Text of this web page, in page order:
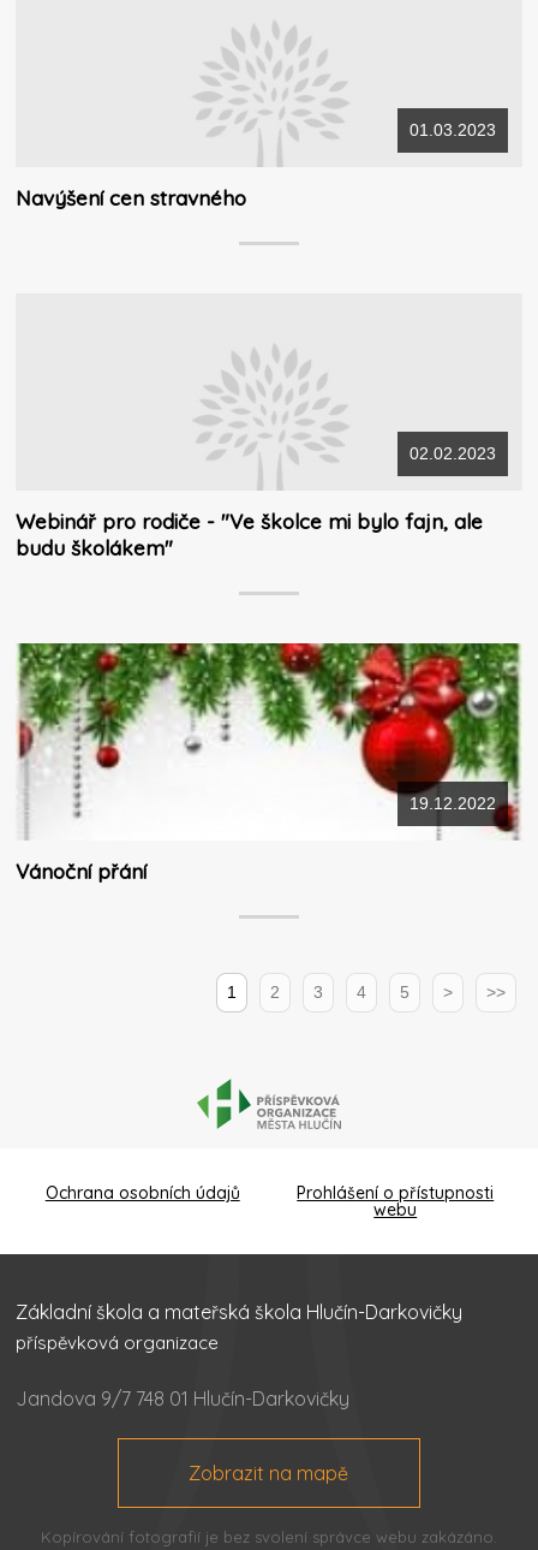
01.03.2023
Navýšení cen stravného
02.02.2023
Webinář pro rodiče - "Ve školce mi bylo fajn, ale
budu školákem"
19.12.2022
Vánoční přání
1 2 3 4 5 > >>
Ochrana osobních údajů Prohlášení o přístupnosti
webu
Základní škola a mateřská škola Hlučín-Darkovičky
příspěvková organizace
Jandova 9/7 748 01 Hlučín-Darkovičky
Zobrazit na mapě
Kopírování fotografií je bez svolení správce webu zakázáno.